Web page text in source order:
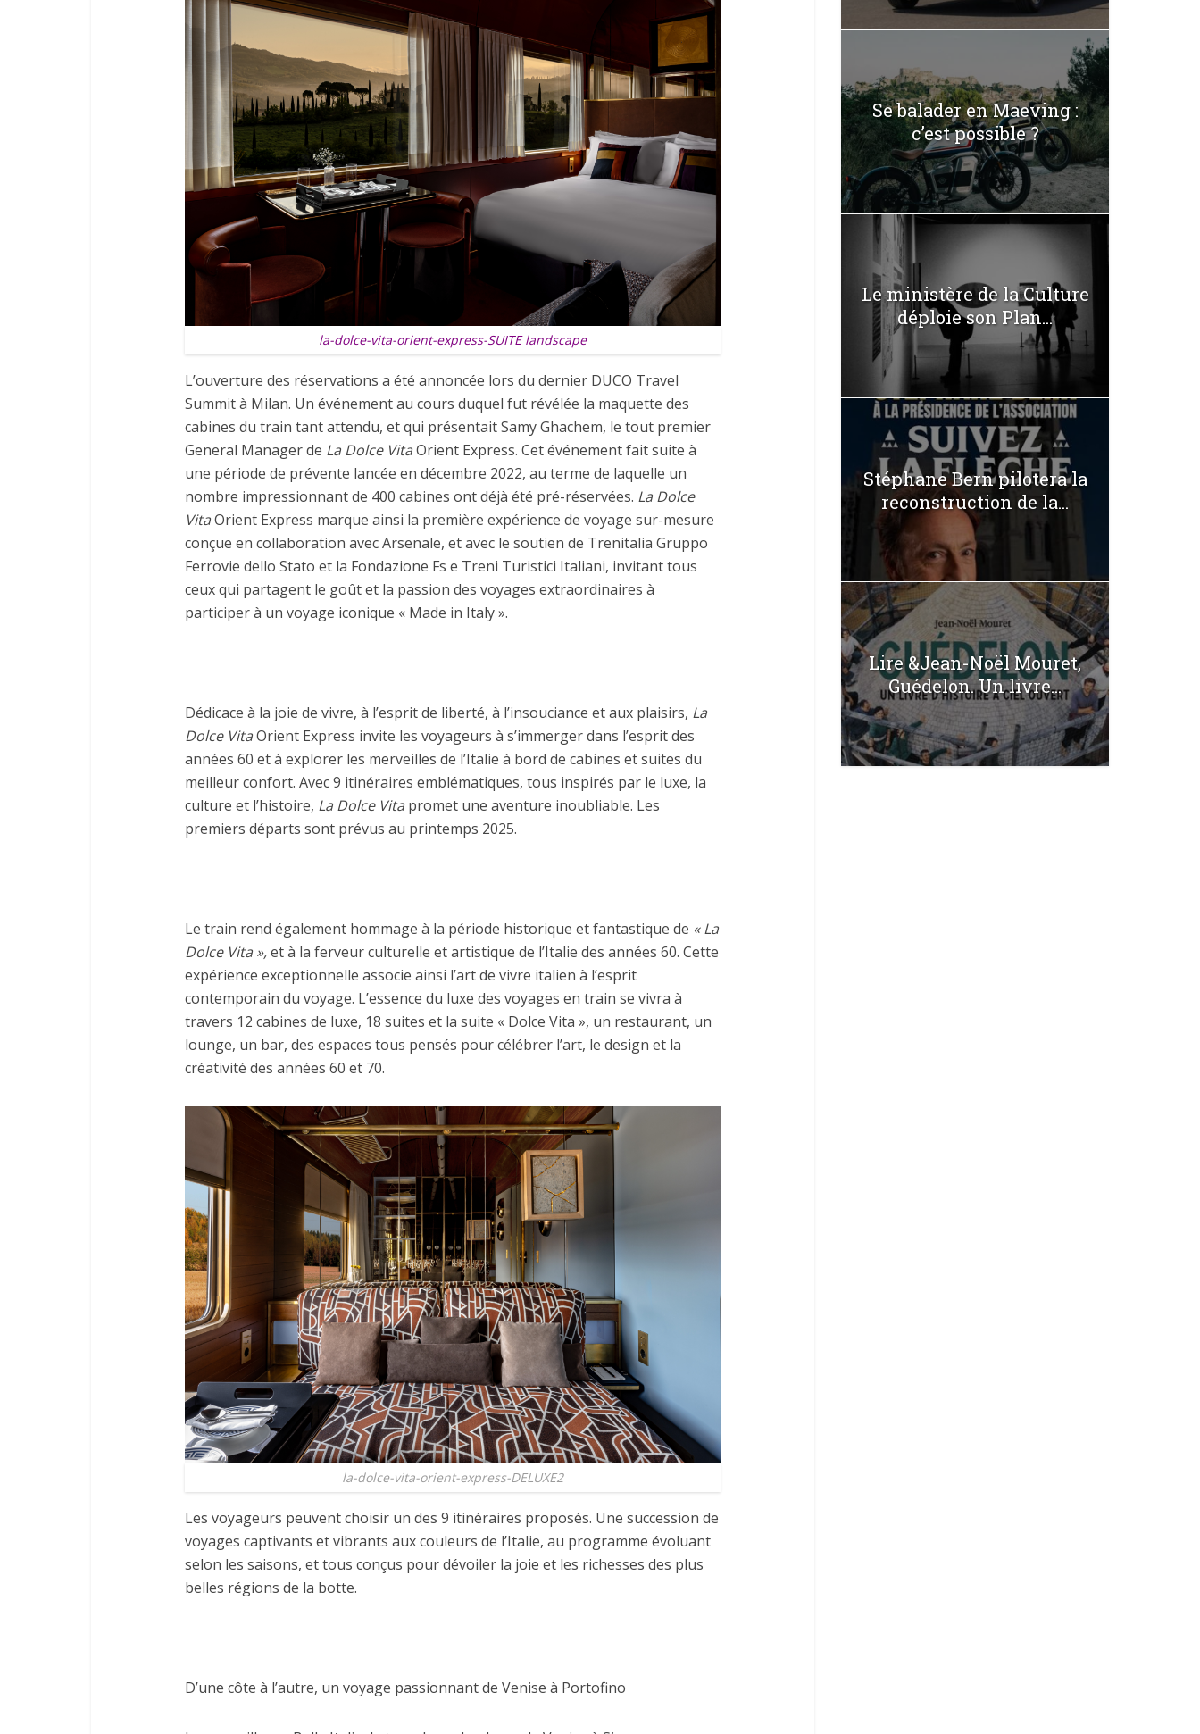
la-dolce-vita-orient-express-SUITE landscape
L’ouverture des réservations a été annoncée lors du dernier DUCO Travel
Summit à Milan. Un événement au cours duquel fut révélée la maquette des
cabines du train tant attendu, et qui présentait Samy Ghachem, le tout premier
General Manager de La Dolce VitaOrient Express. Cet événement fait suite à
une période de prévente lancée en décembre 2022, au terme de laquelle un
nombre impressionnant de 400 cabines ont déjà été pré-réservées. La Dolce
VitaOrient Express marque ainsi la première expérience de voyage sur-mesure
conçue en collaboration avec Arsenale, et avec le soutien de Trenitalia Gruppo
Ferrovie dello Stato et la Fondazione Fs e Treni Turistici Italiani, invitant tous
ceux qui partagent le goût et la passion des voyages extraordinaires à
participer à un voyage iconique « Made in Italy ».
Dédicace à la joie de vivre, à l’esprit de liberté, à l’insouciance et aux plaisirs, La
Dolce VitaOrient Express invite les voyageurs à s’immerger dans l’esprit des
années 60 et à explorer les merveilles de l’Italie à bord de cabines et suites du
meilleur confort. Avec 9 itinéraires emblématiques, tous inspirés par le luxe, la
culture et l’histoire, La Dolce Vita promet une aventure inoubliable. Les
premiers départs sont prévus au printemps 2025.
Le train rend également hommage à la période historique et fantastique de « La
Dolce Vita »,et à la ferveur culturelle et artistique de l’Italie des années 60. Cette
expérience exceptionnelle associe ainsi l’art de vivre italien à l’esprit
contemporain du voyage. L’essence du luxe des voyages en train se vivra à
travers 12 cabines de luxe, 18 suites et la suite « Dolce Vita », un restaurant, un
lounge, un bar, des espaces tous pensés pour célébrer l’art, le design et la
créativité des années 60 et 70.
la-dolce-vita-orient-express-DELUXE2
Les voyageurs peuvent choisir un des 9 itinéraires proposés. Une succession de
voyages captivants et vibrants aux couleurs de l’Italie, au programme évoluant
selon les saisons, et tous conçus pour dévoiler la joie et les richesses des plus
belles régions de la botte.
D’une côte à l’autre, un voyage passionnant de Venise à Portofino
Se balader en Maeving :
c’est possible ?
Le ministère de la Culture
déploie son Plan...
Stéphane Bern pilotera la
reconstruction de la...
Lire &Jean-Noël Mouret,
Guédelon. Un livre...